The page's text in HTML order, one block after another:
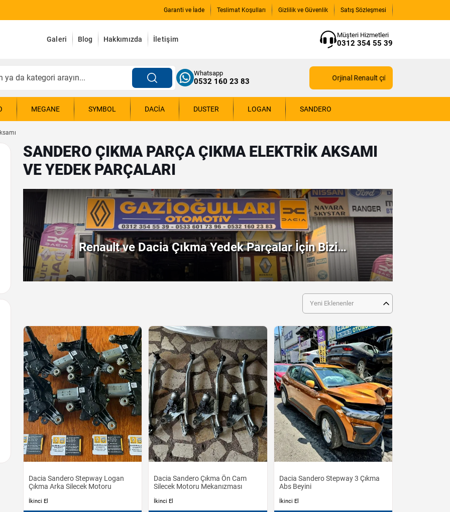
Garanti ve İade Teslimat Koşulları Gizlilik ve Güvenlik Satış Sözleşmesi
Galeri Blog Hakkımızda İletişim
Müşteri Hizmetleri
0312 354 55 39
Whatsapp
0532 160 23 83 Orjinal Renault çıkma yedek parçaları için
MEGANE SYMBOL DACIA DUSTER LOGAN SANDERO
SANDERO ÇIKMA PARÇA ÇIKMA ELEKTRIK AKSAMI
VE YEDEK PARÇALARI
Renault ve Dacia Çıkma Yedek Parçalar İçin Bizi
Arayın!
Yeni Eklenenler
Dacia Sandero Stepway Logan
Çıkma Arka Silecek Motoru
İkinci El
Dacia Sandero Çıkma Ön Cam
Silecek Motoru Mekanızması
İkinci El
Dacia Sandero Stepway 3 Çıkma
Abs Beyini
İkinci El